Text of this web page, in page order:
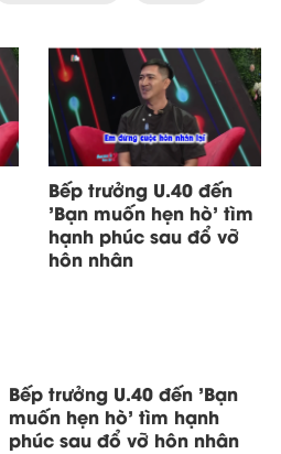
Bếp trưởng U.40 đến
'Bạn muốn hẹn hò' tìm
hạnh phúc sau đổ vỡ
hôn nhân
Bếp trưởng U.40 đến 'Bạn
muốn hẹn hò' tìm hạnh
phúc sau đổ vỡ hôn nhân